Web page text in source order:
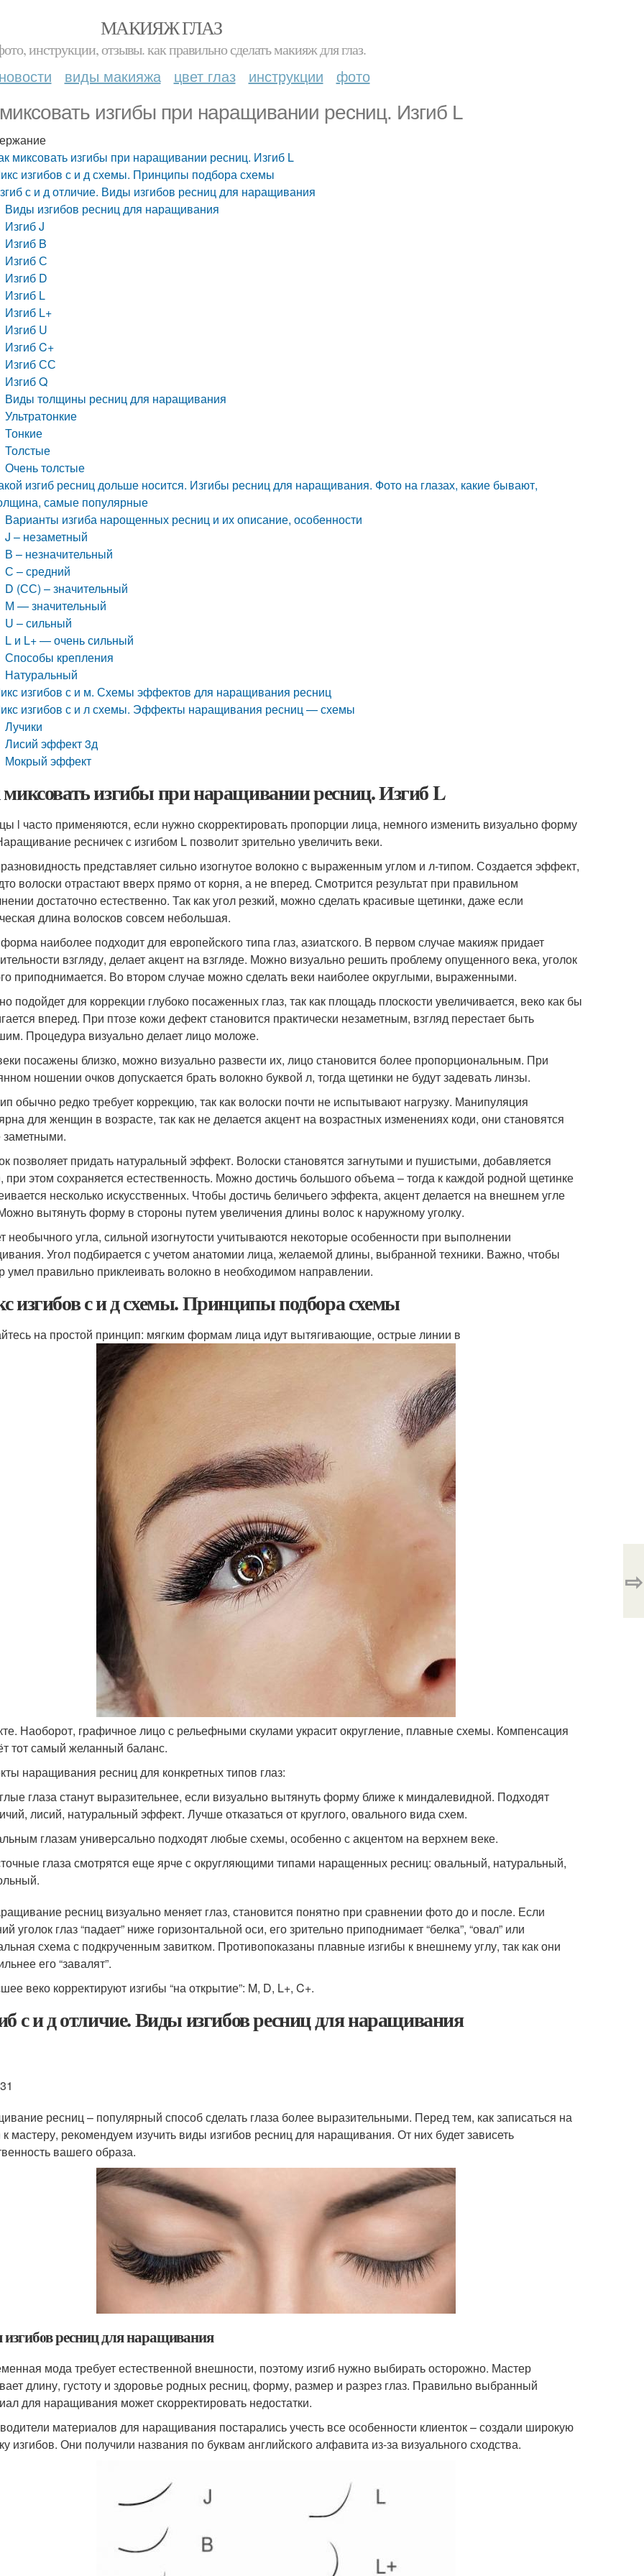
МАКИЯЖ ГЛАЗ
инструкции, отзывы. как правильно сделать макияж для глаз.
новости виды макияжа цвет глаз инструкции фото
изгибы при наращивании ресниц. Изгиб L
миксовать изгибы при наращивании ресниц. Изгиб L
изгибов с и д схемы. Принципы подбора схемы
с и д отличие. Виды изгибов ресниц для наращивания
Виды изгибов ресниц для наращивания
Изгиб J
Изгиб B
Изгиб С
Изгиб D
Изгиб L
Изгиб L+
Изгиб U
Изгиб C+
Изгиб СС
Изгиб Q
Виды толщины ресниц для наращивания
Ультратонкие
Тонкие
Толстые
Очень толстые
изгиб ресниц дольше носится. Изгибы ресниц для наращивания. Фото на глазах, какие бывают,
самые популярные
Варианты изгиба нарощенных ресниц и их описание, особенности
J – незаметный
В – незначительный
С – средний
D (СС) – значительный
М — значительный
U – сильный
L и L+ — очень сильный
Способы крепления
Натуральный
изгибов с и м. Схемы эффектов для наращивания ресниц
изгибов с и л схемы. Эффекты наращивания ресниц — схемы
Лучики
Лисий эффект 3д
Мокрый эффект
изгибы при наращивании ресниц. Изгиб L
l часто применяются, если нужно скорректировать пропорции лица, немного изменить визуально форму
ресничек с изгибом L позволит зрительно увеличить веки.
представляет сильно изогнутое волокно с выраженным углом и л-типом. Создается эффект,
волоски отрастают вверх прямо от корня, а не вперед. Смотрится результат при правильном
достаточно естественно. Так как угол резкий, можно сделать красивые щетинки, даже если
длина волосков совсем небольшая.
наиболее подходит для европейского типа глаз, азиатского. В первом случае макияж придает
взгляду, делает акцент на взгляде. Можно визуально решить проблему опущенного века, уголок
приподнимается. Во втором случае можно сделать веки наиболее округлыми, выраженными.
подойдет для коррекции глубоко посаженных глаз, так как площадь плоскости увеличивается, веко как бы
вперед. При птозе кожи дефект становится практически незаметным, взгляд перестает быть
Процедура визуально делает лицо моложе.
посажены близко, можно визуально развести их, лицо становится более пропорциональным. При
ношении очков допускается брать волокно буквой л, тогда щетинки не будут задевать линзы.
обычно редко требует коррекцию, так как волоски почти не испытывают нагрузку. Манипуляция
для женщин в возрасте, так как не делается акцент на возрастных изменениях коди, они становятся
заметными.
позволяет придать натуральный эффект. Волоски становятся загнутыми и пушистыми, добавляется
при этом сохраняется естественность. Можно достичь большого объема – тогда к каждой родной щетинке
несколько искусственных. Чтобы достичь беличьего эффекта, акцент делается на внешнем угле
вытянуть форму в стороны путем увеличения длины волос к наружному уголку.
необычного угла, сильной изогнутости учитываются некоторые особенности при выполнении
Угол подбирается с учетом анатомии лица, желаемой длины, выбранной техники. Важно, чтобы
умел правильно приклеивать волокно в необходимом направлении.
изгибов с и д схемы. Принципы подбора схемы
на простой принцип: мягким формам лица идут вытягивающие, острые линии в
Наоборот, графичное лицо с рельефными скулами украсит округление, плавные схемы. Компенсация
тот самый желанный баланс.
наращивания ресниц для конкретных типов глаз:
глаза станут выразительнее, если визуально вытянуть форму ближе к миндалевидной. Подходят
лисий, натуральный эффект. Лучше отказаться от круглого, овального вида схем.
глазам универсально подходят любые схемы, особенно с акцентом на верхнем веке.
глаза смотрятся еще ярче с округляющими типами наращенных ресниц: овальный, натуральный,
ресниц визуально меняет глаз, становится понятно при сравнении фото до и после. Если
уголок глаз “падает” ниже горизонтальной оси, его зрительно приподнимает “белка”, “овал” или
схема с подкрученным завитком. Противопоказаны плавные изгибы к внешнему углу, так как они
его “завалят”.
веко корректируют изгибы “на открытие”: M, D, L+, C+.
с и д отличие. Виды изгибов ресниц для наращивания
ресниц – популярный способ сделать глаза более выразительными. Перед тем, как записаться на
мастеру, рекомендуем изучить виды изгибов ресниц для наращивания. От них будет зависеть
вашего образа.
ресниц для наращивания
мода требует естественной внешности, поэтому изгиб нужно выбирать осторожно. Мастер
длину, густоту и здоровье родных ресниц, форму, размер и разрез глаз. Правильно выбранный
для наращивания может скорректировать недостатки.
материалов для наращивания постарались учесть все особенности клиенток – создали широкую
изгибов. Они получили названия по буквам английского алфавита из-за визуального сходства.
⇨